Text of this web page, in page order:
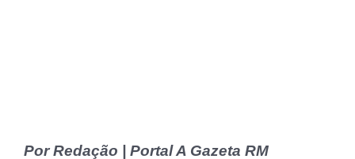
Por Redação | Portal A Gazeta RM